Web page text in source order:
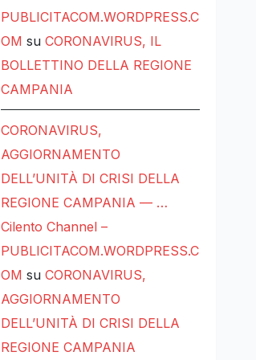
PUBLICITACOM.WORDPRESS.C
OM su CORONAVIRUS, IL
BOLLETTINO DELLA REGIONE
CAMPANIA
CORONAVIRUS,
AGGIORNAMENTO
DELL’UNITÀ DI CRISI DELLA
REGIONE CAMPANIA — …
Cilento Channel –
PUBLICITACOM.WORDPRESS.C
OM su CORONAVIRUS,
AGGIORNAMENTO
DELL’UNITÀ DI CRISI DELLA
REGIONE CAMPANIA